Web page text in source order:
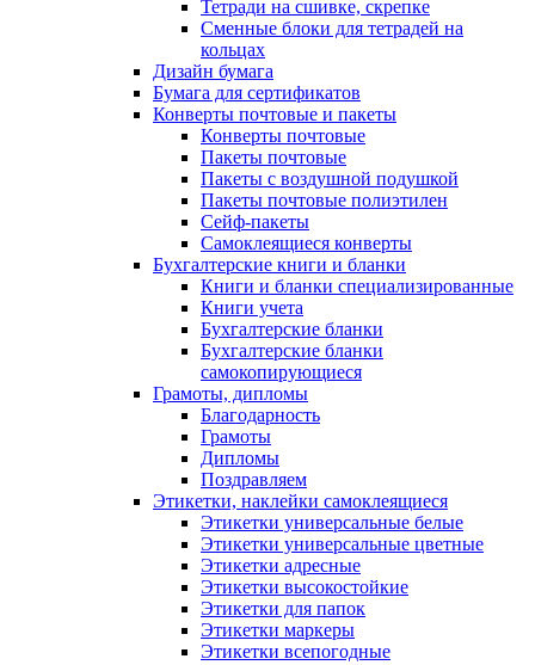
Тетради на сшивке, скрепке
Сменные блоки для тетрадей на
кольцах
Дизайн бумага
Бумага для сертификатов
Конверты почтовые и пакеты
Конверты почтовые
Пакеты почтовые
Пакеты с воздушной подушкой
Пакеты почтовые полиэтилен
Сейф-пакеты
Самоклеящиеся конверты
Бухгалтерские книги и бланки
Книги и бланки специализированные
Книги учета
Бухгалтерские бланки
Бухгалтерские бланки
самокопирующиеся
Грамоты, дипломы
Благодарность
Грамоты
Дипломы
Поздравляем
Этикетки, наклейки самоклеящиеся
Этикетки универсальные белые
Этикетки универсальные цветные
Этикетки адресные
Этикетки высокостойкие
Этикетки для папок
Этикетки маркеры
Этикетки всепогодные